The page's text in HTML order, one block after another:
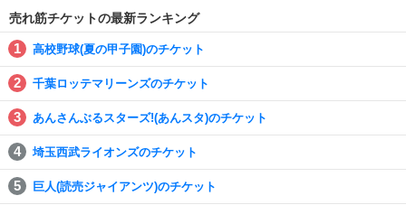
売れ筋チケットの最新ランキング
高校野球(夏の甲子園)のチケット
千葉ロッテマリーンズのチケット
あんさんぶるスターズ!(あんスタ)のチケット
埼玉西武ライオンズのチケット
巨人(読売ジャイアンツ)のチケット